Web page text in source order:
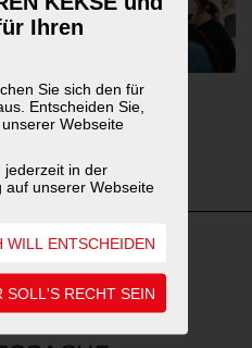
Ihren
Sie sich den für
Entscheiden Sie,
Webseite
jederzeit in der
auf unserer Webseite
WILL ENTSCHEIDEN
SOLL'S RECHT SEIN
3
LINKS